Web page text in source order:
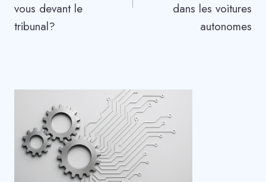
vous devant le
tribunal?
dans les voitures
autonomes